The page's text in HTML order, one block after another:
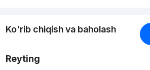
Ko'rib chiqish va baholash
Reyting